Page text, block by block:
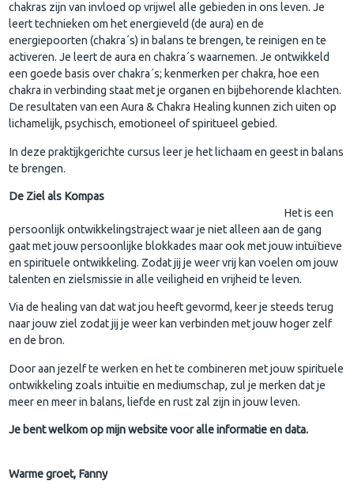
chakras zijn van invloed op vrijwel alle gebieden in ons leven. Je
leert technieken om het energieveld (de aura) en de
energiepoorten (chakra´s) in balans te brengen, te reinigen en te
activeren. Je leert de aura en chakra´s waarnemen. Je ontwikkeld
een goede basis over chakra´s; kenmerken per chakra, hoe een
chakra in verbinding staat met je organen en bijbehorende klachten.
De resultaten van een Aura & Chakra Healing kunnen zich uiten op
lichamelijk, psychisch, emotioneel of spiritueel gebied.
In deze praktijkgerichte cursus leer je het lichaam en geest in balans
te brengen.
De Ziel als Kompas
Het is een
persoonlijk ontwikkelingstraject waar je niet alleen aan de gang
gaat met jouw persoonlijke blokkades maar ook met jouw intuïtieve
en spirituele ontwikkeling. Zodat jij je weer vrij kan voelen om jouw
talenten en zielsmissie in alle veiligheid en vrijheid te leven.
Via de healing van dat wat jou heeft gevormd, keer je steeds terug
naar jouw ziel zodat jij je weer kan verbinden met jouw hoger zelf
en de bron.
Door aan jezelf te werken en het te combineren met jouw spirituele
ontwikkeling zoals intuïtie en mediumschap, zul je merken dat je
meer en meer in balans, liefde en rust zal zijn in jouw leven.
Je bent welkom op mijn website voor alle informatie en data.
Warme groet, Fanny